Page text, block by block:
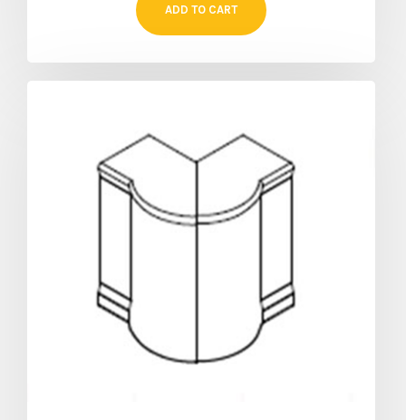
ADD TO CART